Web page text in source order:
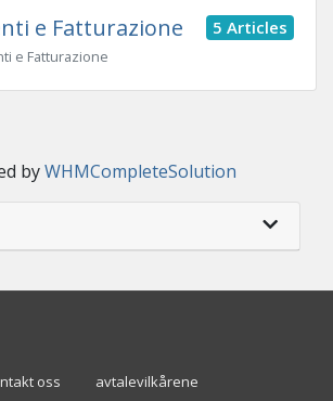
5 Articles
e Fatturazione
e Fatturazione
byWHMCompleteSolution
oss avtalevilkårene